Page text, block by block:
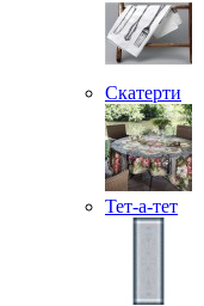
Скатерти
Тет-а-тет